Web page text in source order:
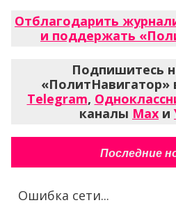
Отблагодарить
и поддержать
Подпишитесь
«ПолитНавигатор»
Telegram,
каналы Max и
Последние
Ошибка сети...